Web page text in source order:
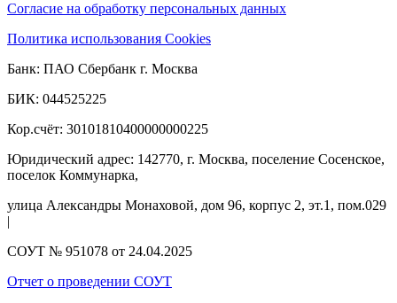
Согласие на обработку персональных данных
Политика использования Cookies
Банк: ПАО Сбербанк г. Москва
БИК: 044525225
Кор.счёт: 30101810400000000225
Юридический адрес: 142770, г. Москва, поселение Сосенское,
поселок Коммунарка,
улица Александры Монаховой, дом 96, корпус 2, эт.1, пом.029
|
СОУТ № 951078 от 24.04.2025
Отчет о проведении СОУТ